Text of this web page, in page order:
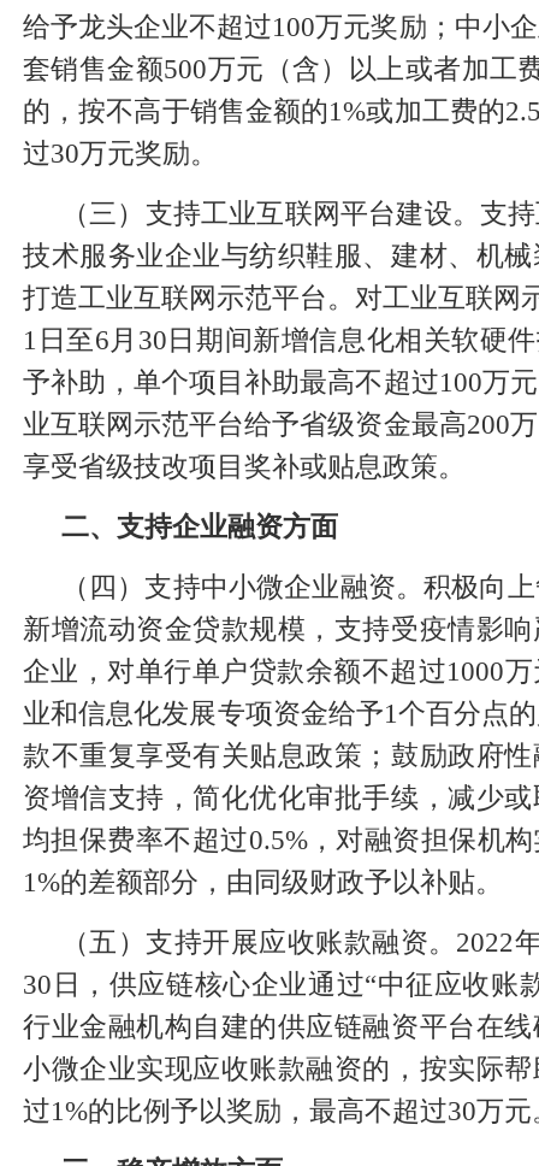
给予龙头企业不超过100万元奖励；中小
套销售金额500万元（含）以上或者加工
的，按不高于销售金额的1%或加工费的
过30万元奖励。
（三）支持工业互联网平台建设。支
技术服务业企业与纺织鞋服、建材、机
打造工业互联网示范平台。对工业互联网
1日至6月30日期间新增信息化相关软硬
予补助，单个项目补助最高不超过100万
业互联网示范平台给予省级资金最高200
享受省级技改项目奖补或贴息政策。
二、支持企业融资方面
（四）支持中小微企业融资。积极向
新增流动资金贷款规模，支持受疫情影
企业，对单行单户贷款余额不超过1000
业和信息化发展专项资金给予1个百分点
款不重复享受有关贴息政策；鼓励政府
资增信支持，简化优化审批手续，减少
均担保费率不超过0.5%，对融资担保机
1%的差额部分，由同级财政予以补贴。
（五）支持开展应收账款融资。2022
30日，供应链核心企业通过“中征应收账
行业金融机构自建的供应链融资平台在
小微企业实现应收账款融资的，按实际
过1%的比例予以奖励，最高不超过30万元